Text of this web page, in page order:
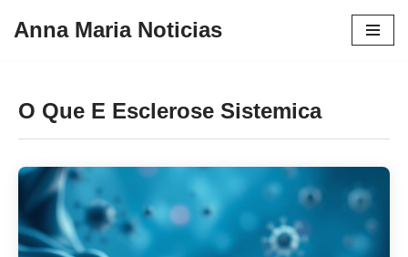
conteúdo
Anna Maria Noticias
O Que E Esclerose Sistemica